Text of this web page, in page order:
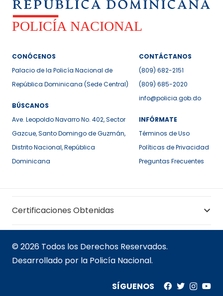
CONÓCENOS
Palacio de la Policía Nacional de
República Dominicana (Sede Central)
BÚSCANOS
Ave. Leopoldo Navarro No. 402, Sector
Gazcue, Santo Domingo de Guzmán,
Distrito Nacional, República
Dominicana
CONTÁCTANOS
(809) 682-2151
(809) 685-2020
info@policia.gob.do
INFÓRMATE
Términos de Uso
Políticas de Privacidad
Preguntas Frecuentes
Certificaciones Obtenidas
© 2026 Todos los Derechos Reservados.
Desarrollado por la Policía Nacional.
SÍGUENOS